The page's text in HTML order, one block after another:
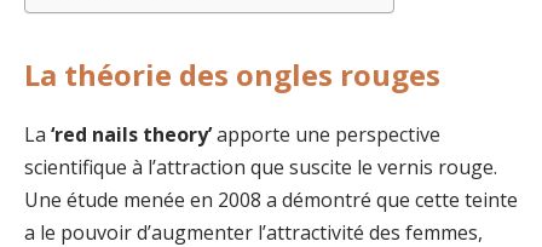
La théorie des ongles rouges
La ‘red nails theory’apporte une perspective
scientifique à l’attraction que suscite le vernis rouge.
Une étude menée en 2008 a démontré que cette teinte
a le pouvoir d’augmenter l’attractivité des femmes,